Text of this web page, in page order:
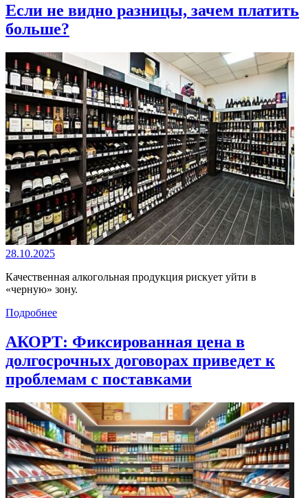
Если не видно разницы, зачем платить
больше?
28.10.2025
Качественная алкогольная продукция рискует уйти в
«черную» зону.
Подробнее
АКОРТ: Фиксированная цена в
долгосрочных договорах приведет к
проблемам с поставками